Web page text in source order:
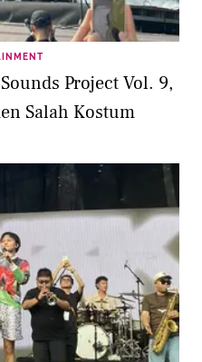
Project Vol. 9,
Salah Kostum